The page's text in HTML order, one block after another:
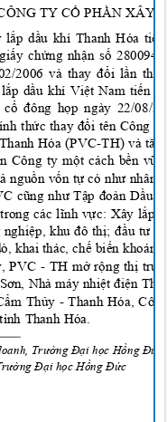
TY CỔPHẦNXÂY
lắp dầu khí Thanh Hóa
ấy chứng nhận số
2006 và thay đổi lần th
p dầu khí Việt Nam tiến
cổ đông họp ngày 22/08/
thức thay đổi tên Công
Hóa (PVC-TH) và
Công ty một cách bền v
ảnguồn vốn tự có như nhân l
cũng như Tập đoàn Dầu
các lĩnh vực: Xây lắp
nghiệp, khu đô thị; đầu tư
khai thác, chế biến khoáng
PVC- TH mởrộng thị
Nhà máy nhiệt điện
ẩm Thủy -Thanh Hóa,
ỉnh Thanh Hóa.
Trường Đại học Hồng Đ
Đại học Hồng Đức